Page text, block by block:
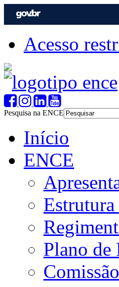
Acesso
Pesquisa na ENCE
Início
ENCE
Plano